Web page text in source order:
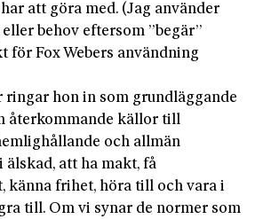
att göra med. (Jag använder
behov eftersom ”begär”
för Fox Webers användning
ringar hon in som grundläggande
återkommande källor till
och allmän
att ha makt, få
känna frihet, höra till och vara i
till. Om vi synar de normer som